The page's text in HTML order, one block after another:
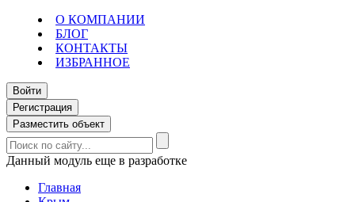
О КОМПАНИИ
БЛОГ
КОНТАКТЫ
ИЗБРАННОЕ
Войти
Регистрация
Разместить объект
Данный модуль еще в разработке
Главная